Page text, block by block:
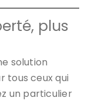
plus
solution
tous ceux qui
un particulier